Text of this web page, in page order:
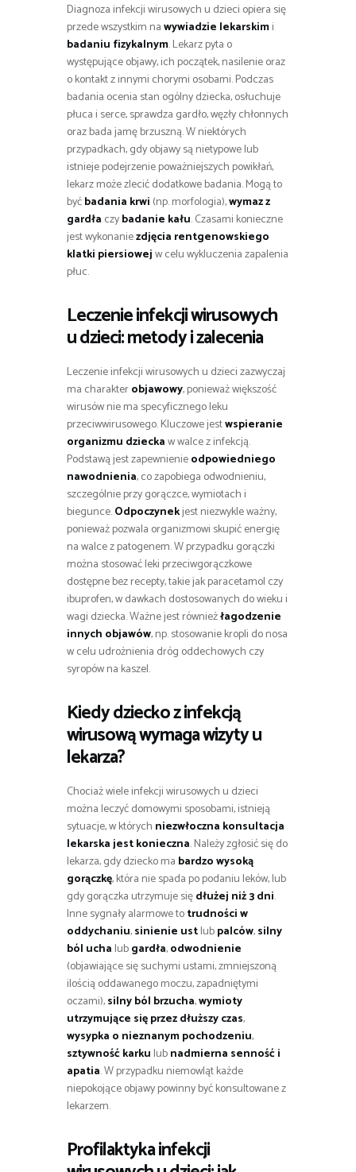
Diagnoza infekcji wirusowych u dzieci opiera się
przede wszystkim nawywiadzie lekarskimi
badaniu fizykalnym. Lekarz pyta o
występujące objawy, ich początek, nasilenie oraz
o kontakt z innymi chorymi osobami. Podczas
badania ocenia stan ogólny dziecka, osłuchuje
płuca i serce, sprawdza gardło, węzły chłonnych
oraz bada jamę brzuszną. W niektórych
przypadkach, gdy objawy są nietypowe lub
istnieje podejrzenie poważniejszych powikłań,
lekarz może zlecić dodatkowe badania. Mogą to
byćbadania krwi (np. morfologia),wymaz z
gardła czybadanie kału. Czasami konieczne
jest wykonaniezdjęcia rentgenowskiego
klatki piersiowejw celu wykluczenia zapalenia
płuc.
Leczenie infekcji wirusowych
u dzieci: metody i zalecenia
Leczenie infekcji wirusowych u dzieci zazwyczaj
ma charakterobjawowy, ponieważ większość
wirusów nie ma specyficznego leku
przeciwwirusowego. Kluczowe jestwspieranie
organizmu dzieckaw walce z infekcją.
Podstawą jest zapewnienieodpowiedniego
nawodnienia, co zapobiega odwodnieniu,
szczególnie przy gorączce, wymiotach i
biegunce.Odpoczynekjest niezwykle ważny,
ponieważ pozwala organizmowi skupić energię
na walce z patogenem. W przypadku gorączki
można stosować leki przeciwgorączkowe
dostępne bez recepty, takie jak paracetamol czy
ibuprofen, w dawkach dostosowanych do wieku i
wagi dziecka. Ważne jest równieżłagodzenie
innych objawów, np. stosowanie kropli do nosa
w celu udrożnienia dróg oddechowych czy
syropów na kaszel.
Kiedy dziecko z infekcją
wirusową wymaga wizyty u
lekarza?
Chociaż wiele infekcji wirusowych u dzieci
można leczyć domowymi sposobami, istnieją
sytuacje, w których niezwłoczna konsultacja
lekarska jest konieczna. Należy zgłosić się do
lekarza, gdy dziecko ma bardzo wysoką
gorączkę, która nie spada po podaniu leków, lub
gdy gorączka utrzymuje siędłużej niż 3 dni.
Inne sygnały alarmowe totrudności w
oddychaniu,sinienie ustlubpalców,silny
ból ucha lubgardła,odwodnienie
(objawiające się suchymi ustami, zmniejszoną
ilością oddawanego moczu, zapadniętymi
oczami),silny ból brzucha,wymioty
utrzymujące się przez dłuższy czas,
wysypka o nieznanym pochodzeniu,
sztywność karku lubnadmierna senność i
apatia. W przypadku niemowląt każde
niepokojące objawy powinny być konsultowane z
lekarzem.
Profilaktyka infekcji